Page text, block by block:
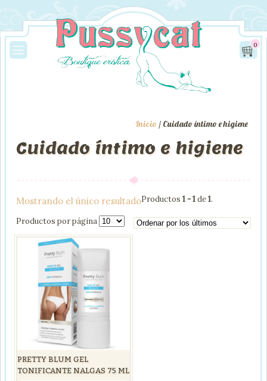
0
Inicio / Cuidado íntimo e higiene
Cuidado íntimo e higiene
Mostrando el único resultadoProductos 1 - 1de1.
Productos por página
PRETTY BLUM GEL
TONIFICANTE NALGAS 75 ML